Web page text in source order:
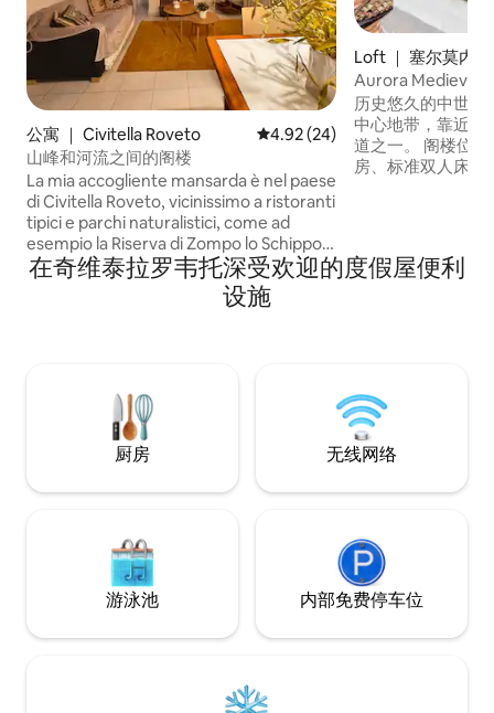
公寓 ｜ Civitella Roveto 平均评分 4.92 分（满分 5 分）
4.92 (24)
山峰和河流之间的阁楼
La mia accogliente mansarda è nel paese
di Civitella Roveto, vicinissimo a ristoranti
tipici e parchi naturalistici, come ad
esempio la Riserva di Zompo lo Schippo.
Dal paese si raggiungono le più
importanti mete turistiche e
naturalistiche abruzzesi grazie all'ottima
Loft ｜ 塞尔莫内塔
Aurora Medieval
历史悠久的中世
中心地带，靠近
道之一。 阁楼位
房、标准双人床和
巴乌迪亚海滩（
隆加（Sperlonga
在奇维泰拉罗韦托深受欢迎的度假屋便利
设施
厨房 无线网络
游泳池 内部免费停车位